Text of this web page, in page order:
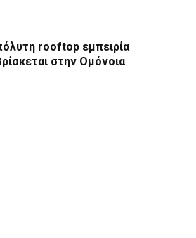
rooftop εμπειρία
στην Ομόνοια